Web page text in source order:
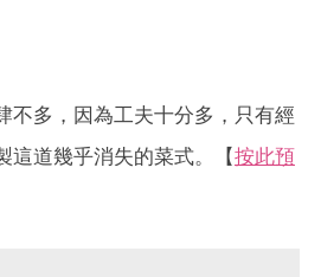
不多，因為工夫十分多，只有經
這道幾乎消失的菜式。【按此預